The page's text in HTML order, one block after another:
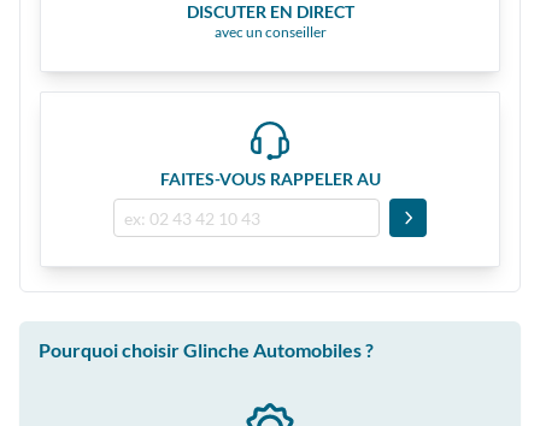
DISCUTER EN DIRECT
avec un conseiller
FAITES-VOUS RAPPELER AU
Pourquoi choisir Glinche Automobiles ?